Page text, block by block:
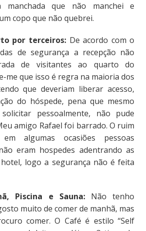
manchada que não manchei e
copo que não quebrei.
por terceiros: De acordo com o
de segurança a recepção não
de visitantes ao quarto do
me que isso é regra na maioria dos
que deveriam liberar acesso,
do hóspede, pena que mesmo
pessoalmente, não pude
amigo Rafael foi barrado. O ruim
algumas ocasiões pessoas
eram hospedes adentrando as
logo a segurança não é feita
Piscina e Sauna:Não tenho
muito de comer de manhã, mas
comer. O Café é estilo “Self